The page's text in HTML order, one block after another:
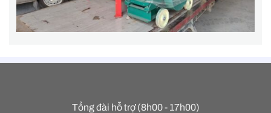
Tổng đài hỗ trợ (8h00 - 17h00)